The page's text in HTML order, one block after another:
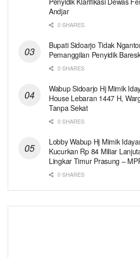
Andjar
0 SHARES
Bupati Sidoarjo Tidak
Pemanggilan Penyidik
0 SHARES
Wabup Sidoarjo Hj Mimik
House Lebaran 1447 H,
Tanpa Sekat
0 SHARES
Lobby Wabup Hj Mimik
Kucurkan Rp 84 Miliar
Lingkar Timur Prasung –
0 SHARES